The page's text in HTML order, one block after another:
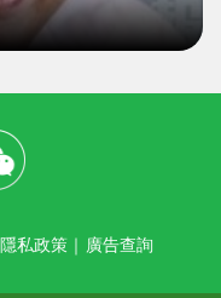
隱私政策 ｜ 廣告查詢